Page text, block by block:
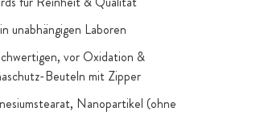
unabhängigen Laboren
vor Oxidation &
Beuteln mit Zipper
Nanopartikel (ohne